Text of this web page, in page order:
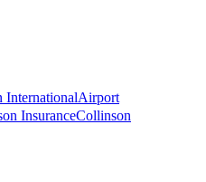
InternationalAirport
InsuranceCollinson